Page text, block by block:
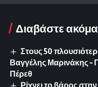
Διαβάστε ακόμα
Στους 50
Βαγγέλης Μαρινάκης
Πέρεθ
Ρίχνει το βάρος